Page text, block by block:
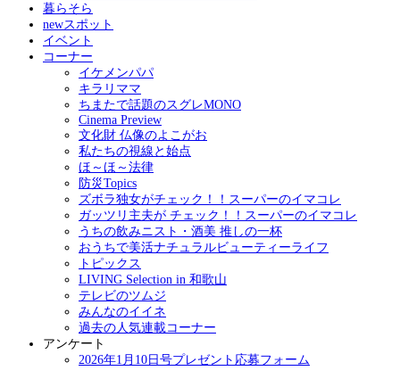
暮らそら
newスポット
イベント
コーナー
イケメンパパ
キラリママ
ちまたで話題のスグレMONO
Cinema Preview
文化財 仏像のよこがお
私たちの視線と始点
ほ～ほ～法律
防災Topics
ズボラ独女がチェック！！スーパーのイマコレ
ガッツリ主夫が チェック！！スーパーのイマコレ
うちの飲みニスト・酒美 推しの一杯
おうちで美活ナチュラルビューティーライフ
トピックス
LIVING Selection in 和歌山
テレビのツムジ
みんなのイイネ
過去の人気連載コーナー
アンケート
2026年1月10日号プレゼント応募フォーム